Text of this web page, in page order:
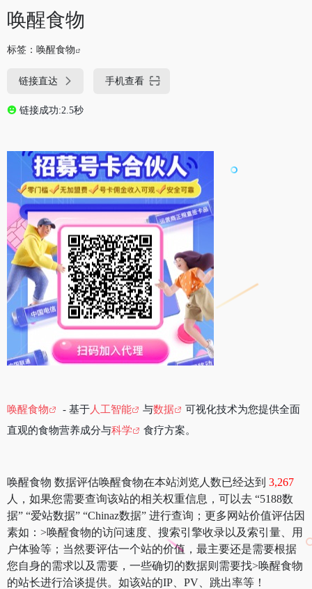
唤醒食物
标签： 唤醒食物
链接直达 手机查看
链接成功:2.5秒
唤醒食物 - 基于人工智能 与数据
可视化技术为您提供全面
直观的食物营养成分与科学 食疗方案。
唤醒食物 数据评估唤醒食物在本站浏览人数已经达到 3,267
人，如果您需要查询该站的相关权重信息，可以去 “5188数
据” “爱站数据” “Chinaz数据” 进行查询；更多网站价值评估因
素如：>唤醒食物的访问速度、搜索引擎收录以及索引量、用
户体验等；当然要评估一个站的价值，最主要还是需要根据
您自身的需求以及需要，一些确切的数据则需要找>唤醒食物
的站长进行洽谈提供。如该站的IP、PV、跳出率等！